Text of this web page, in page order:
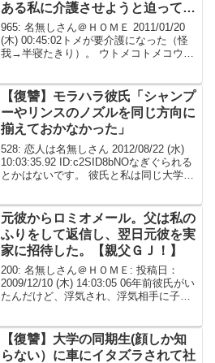
ある私に介護させようと迫ってき
た。
965: 名無しさん＠ＨＯＭＥ 2011/01/20
(木) 00:45:02トメが要介護になった（怪
我→半寝たきり）。 ウトメコトメコウト
後に「嫁子・・・頼む」と...
【復讐】モラハラ彼氏「シャンプ
ーやリンスのノズルを同じ方向に
揃えておかなかった」
528: 恋人は名無しさん 2012/08/22 (水)
10:03:35.92 ID:c2SID8bNOなぎぐられる
とかはないです。 彼氏と私は同じ大学の
同じ方向...
元彼からロミオメール。父は私の
ふりをして返信し、翌日元彼を実
家に招待した。【親父ＧＪ！】
200: 名無しさん＠ＨＯＭＥ: 投稿日：
2009/12/10 (木) 14:03:05 06年前彼氏がい
たんだけど、浮気され、浮気相手に子供
PCを父に譲った。その後...
【復讐】大学の同期生(顔しか知
らない）に車にイタズラされて社